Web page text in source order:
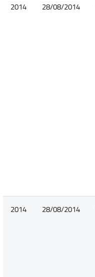
2014 28/08/2014
2014 28/08/2014